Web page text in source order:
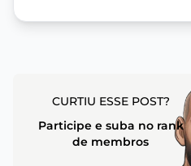
CURTIU ESSE POST?
Participe e suba no rank
de membros